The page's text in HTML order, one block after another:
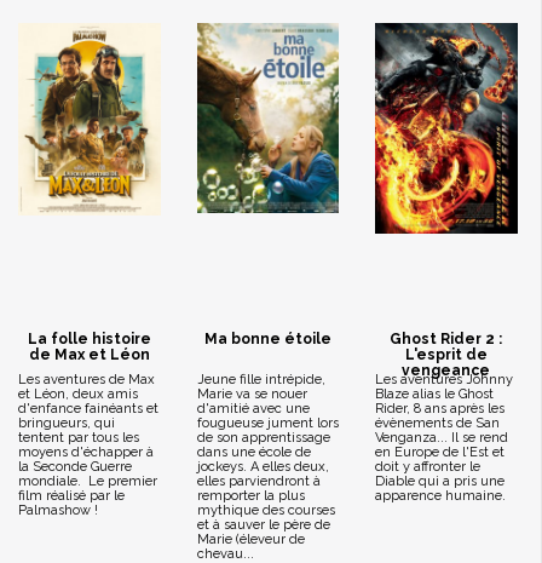
La folle histoire
de Max et Léon
Les aventures de Max
et Léon, deux amis
d'enfance fainéants et
bringueurs, qui
tentent par tous les
moyens d'échapper à
la Seconde Guerre
mondiale. Le premier
film réalisé par le
Palmashow !
Ma bonne étoile
Jeune fille intrépide,
Marie va se nouer
d'amitié avec une
fougueuse jument lors
de son apprentissage
dans une école de
jockeys. A elles deux,
elles parviendront à
remporter la plus
mythique des courses
et à sauver le père de
Marie (éleveur de
chevau...
Ghost Rider 2 :
L'esprit de
vengeance
Les aventures Johnny
Blaze alias le Ghost
Rider, 8 ans après les
évènements de San
Venganza... Il se rend
en Europe de l'Est et
doit y affronter le
Diable qui a pris une
apparence humaine.